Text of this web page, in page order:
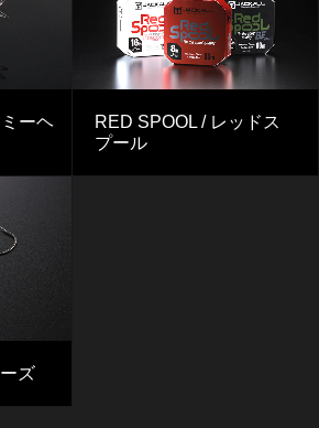
ーヘ
RED SPOOL / レッドス
プール
ズ